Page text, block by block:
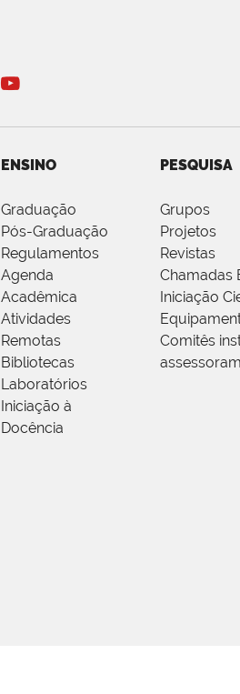
ENSINO
Graduação
Pós-Graduação
Regulamentos
Agenda
Acadêmica
Atividades
Remotas
Bibliotecas
Laboratórios
Iniciação à
Docência
PESQUISA
Grupos
Projetos
Revistas
Chamadas
Iniciação
Comitês